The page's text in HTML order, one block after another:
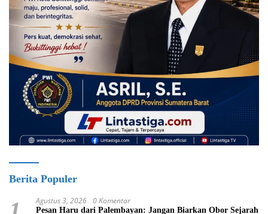
Berita Populer
Agustus 3, 2026 0 Komentar
Pesan Haru dari Palembayan: Jangan Biarkan Obor Sejarah